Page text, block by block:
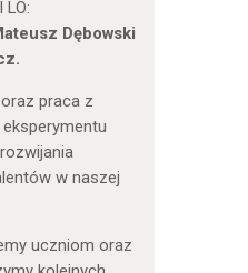
LO:
Dębowski
praca z
w naszej
uczniom oraz